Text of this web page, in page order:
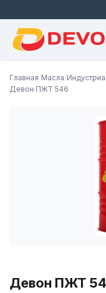
Главная Масла
Девон ПЖТ 546
Девон ПЖТ